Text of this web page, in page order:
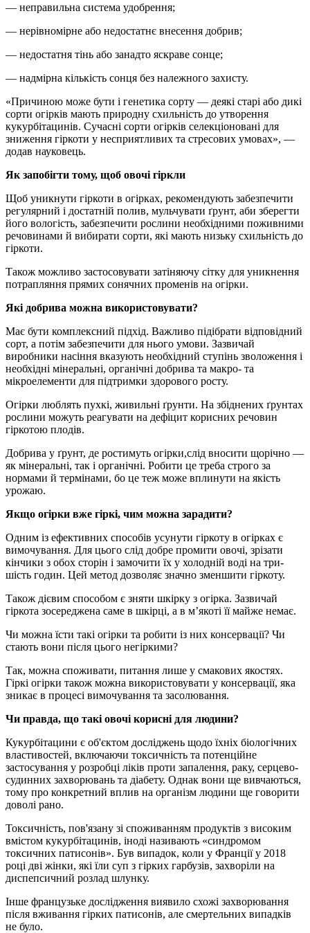
— неправильна система удобрення;
— нерівномірне або недостатнє внесення добрив;
— недостатня тінь або занадто яскраве сонце;
— надмірна кількість сонця без належного захисту.
«Причиною може бути і генетика сорту — деякі старі або дикі
сорти огірків мають природну схильність до утворення
кукурбітацинів. Сучасні сорти огірків селекціоновані для
зниження гіркоти у несприятливих та стресових умовах», —
додав науковець.
Як запобігти тому, щоб овочі гіркли
Щоб уникнути гіркоти в огірках, рекомендують забезпечити
регулярний і достатній полив, мульчувати ґрунт, аби зберегти
його вологість, забезпечити рослини необхідними поживними
речовинами й вибирати сорти, які мають низьку схильність до
гіркоти.
Також можливо застосовувати затіняючу сітку для уникнення
потрапляння прямих сонячних променів на огірки.
Які добрива можна використовувати?
Має бути комплексний підхід. Важливо підібрати відповідний
сорт, а потім забезпечити для нього умови. Зазвичай
виробники насіння вказують необхідний ступінь зволоження і
необхідні мінеральні, органічні добрива та макро- та
мікроелементи для підтримки здорового росту.
Огірки люблять пухкі, живильні ґрунти. На збіднених ґрунтах
рослини можуть реагувати на дефіцит корисних речовин
гіркотою плодів.
Добрива у ґрунт, де ростимуть огірки,слід вносити щорічно —
як мінеральні, так і органічні. Робити це треба строго за
нормами й термінами, бо це теж може вплинути на якість
урожаю.
Якщо огірки вже гіркі, чим можна зарадити?
Одним із ефективних способів усунути гіркоту в огірках є
вимочування. Для цього слід добре промити овочі, зрізати
кінчики з обох сторін і замочити їх у холодній воді на три-
шість годин. Цей метод дозволяє значно зменшити гіркоту.
Також дієвим способом є зняти шкірку з огірка. Зазвичай
гіркота зосереджена саме в шкірці, а в м’якоті її майже немає.
Чи можна їсти такі огірки та робити із них консервації? Чи
стають вони після цього негіркими?
Так, можна споживати, питання лише у смакових якостях.
Гіркі огірки також можна використовувати у консервації, яка
зникає в процесі вимочування та засолювання.
Чи правда, що такі овочі корисні для людини?
Кукурбітацини є об'єктом досліджень щодо їхніх біологічних
властивостей, включаючи токсичність та потенційне
застосування у розробці ліків проти запалення, раку, серцево-
судинних захворювань та діабету. Однак вони ще вивчаються,
тому про конкретний вплив на організм людини ще говорити
доволі рано.
Токсичність, пов'язану зі споживанням продуктів з високим
вмістом кукурбітацинів, іноді називають «синдромом
токсичних патисонів». Був випадок, коли у Франції у 2018
році дві жінки, які їли суп з гірких гарбузів, захворіли на
диспепсичний розлад шлунку.
Інше французьке дослідження виявило схожі захворювання
після вживання гірких патисонів, але смертельних випадків
не було.